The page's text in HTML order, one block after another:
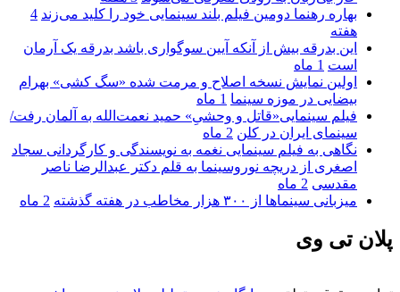
بهاره رهنما دومین فیلم بلند سینمایی خود را کلید می‌زند 4
هفته
این بدرقه بیش از آنکه آیین سوگواری باشد بدرقه یک آرمان
است 1 ماه
اولین نمایش نسخه اصلاح و مرمت شده «سگ کشی» بهرام
بیضایی در موزه سینما 1 ماه
فیلم سینمایی«قاتل و وحشیِ» حمید نعمت‌الله به آلمان رفت/
سینمای ایران در کلن 2 ماه
نگاهی به فیلم سینمایی نغمه به نویسندگی و کارگردانی سجاد
اصغری از دریچه نوروسینما به قلم دکتر عبدالرضا ناصر
مقدسی 2 ماه
میزبانی سینماها از ۳۰۰ هزار مخاطب در هفته گذشته
2 ماه
پلان تی وی